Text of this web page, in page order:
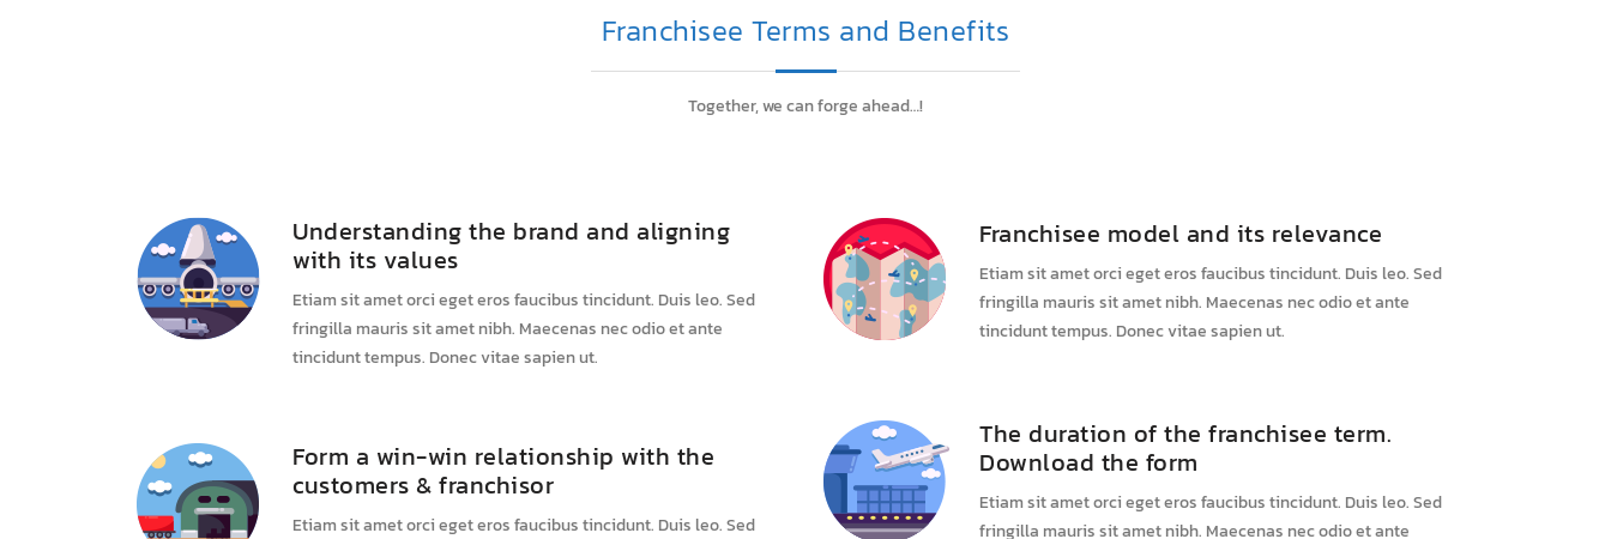
Franchisee Terms and Benefits
Together, we can forge ahead…!
Understanding the brand and aligning
with its values
Etiam sit amet orci eget eros faucibus tincidunt. Duis leo. Sed
fringilla mauris sit amet nibh. Maecenas nec odio et ante
tincidunt tempus. Donec vitae sapien ut.
Form a win-win relationship with the
customers & franchisor
Etiam sit amet orci eget eros faucibus tincidunt. Duis leo. Sed
Franchisee model and its relevance
Etiam sit amet orci eget eros faucibus tincidunt. Duis leo. Sed
fringilla mauris sit amet nibh. Maecenas nec odio et ante
tincidunt tempus. Donec vitae sapien ut.
The duration of the franchisee term.
Download the form
Etiam sit amet orci eget eros faucibus tincidunt. Duis leo. Sed
fringilla mauris sit amet nibh. Maecenas nec odio et ante